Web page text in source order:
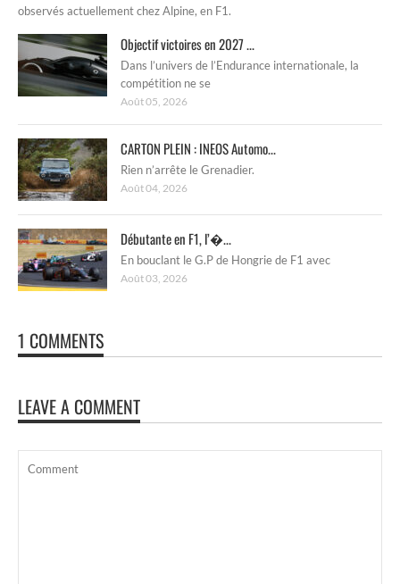
observés actuellement chez Alpine, en F1.
Objectif victoires en 2027 ...
Dans l’univers de l’Endurance internationale, la
compétition ne se
Août 05, 2026
CARTON PLEIN : INEOS Automo...
Rien n’arrête le Grenadier.
Août 04, 2026
Débutante en F1, l’�...
En bouclant le G.P de Hongrie de F1 avec
Août 03, 2026
1 COMMENTS
LEAVE A COMMENT